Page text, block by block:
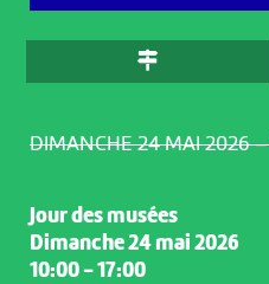
DIMANCHE 24 MAI 2026
Jour des musées
Dimanche 24 mai 2026
10:00 - 17:00